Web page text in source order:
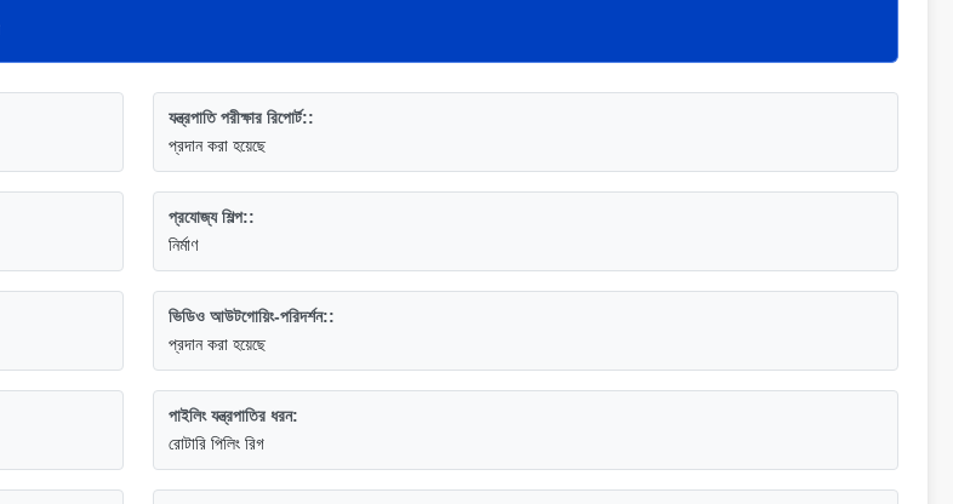
যন্ত্রপাতি পরীক্ষার রিপোর্ট::
প্রদান করা হয়েছে
প্রযোজ্য শিল্প::
নির্মাণ
ভিডিও আউটগোয়িং-পরিদর্শন::
প্রদান করা হয়েছে
পাইলিং যন্ত্রপাতির ধরন:
রোটারি পিলিং রিগ